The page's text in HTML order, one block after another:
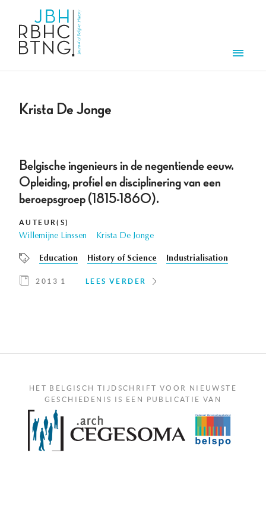
Krista De Jonge
Belgische ingenieurs in de negentiende eeuw.
Opleiding, profiel en disciplinering van een
beroepsgroep (1815-1860).
AUTEUR(S)
Willemijne Linssen Krista De Jonge
Education History of Science Industrialisation
2013 1 LEES VERDER
HET BELGISCH TIJDSCHRIFT VOOR NIEUWSTE
GESCHIEDENIS IS EEN PUBLICATIE VAN